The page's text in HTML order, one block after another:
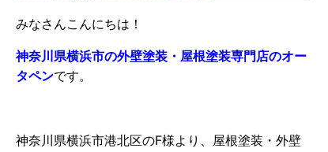
みなさんこんにちは！
神奈川県横浜市の外壁塗装・屋根塗装専門店のオー
タペンです。
神奈川県横浜市港北区のF様より、屋根塗装・外壁